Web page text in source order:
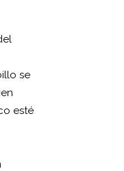
se
esté